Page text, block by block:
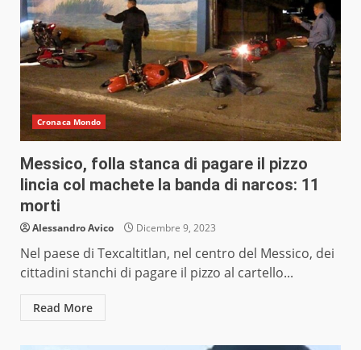
Cronaca Mondo
Messico, folla stanca di pagare il pizzo
lincia col machete la banda di narcos: 11
morti
Alessandro Avico Dicembre 9, 2023
Nel paese di Texcaltitlan, nel centro del Messico, dei
cittadini stanchi di pagare il pizzo al cartello...
Read More